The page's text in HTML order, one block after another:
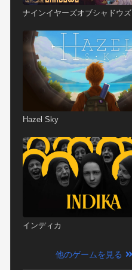
ナインイヤーズオブシャドウズ
Hazel Sky
インディカ
他のゲームを見る